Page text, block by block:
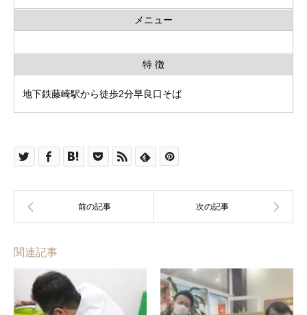
メニュー
特 徴
地下鉄藤崎駅から徒歩2分早良口そば
関連記事